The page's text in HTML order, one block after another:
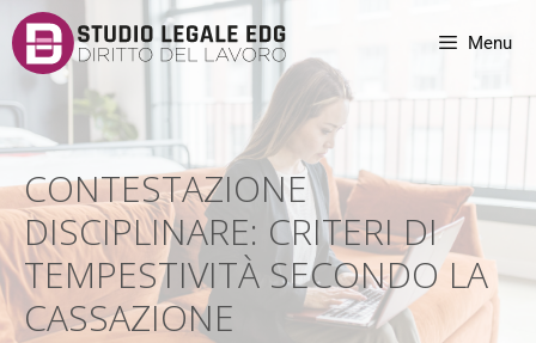
Menu
CONTESTAZIONE
DISCIPLINARE: CRITERI DI
TEMPESTIVITÀ SECONDO LA
CASSAZIONE